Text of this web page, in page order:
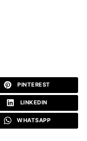
PINTEREST
LINKEDIN
WHATSAPP